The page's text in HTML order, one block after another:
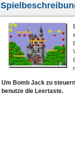
Um Bomb Jack zu
benutze die Leertaste.